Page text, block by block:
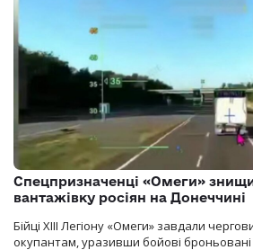
Спецпризначенці «Омеги»
вантажівку росіян на Донеччині
Бійці ХІІІ Легіону «Омеги» завдали
окупантам, уразивши бойові